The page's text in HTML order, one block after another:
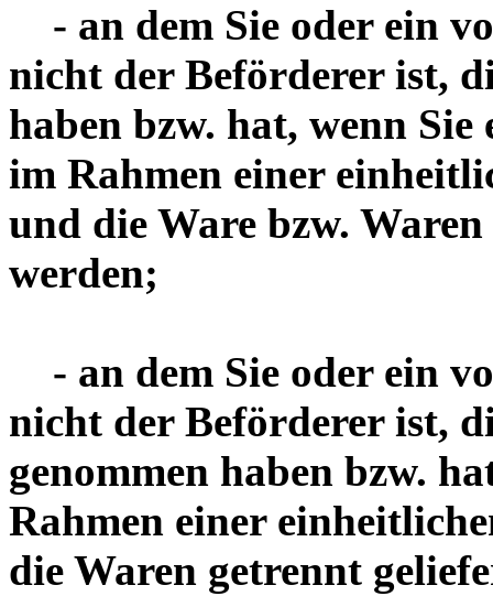
- an dem Sie oder ein
nicht der Beförderer ist,
haben bzw. hat, wenn
im Rahmen einer
und die Ware bzw.
werden;
- an dem Sie oder ein
nicht der Beförderer ist,
genommen haben bzw.
Rahmen einer
die Waren getrennt